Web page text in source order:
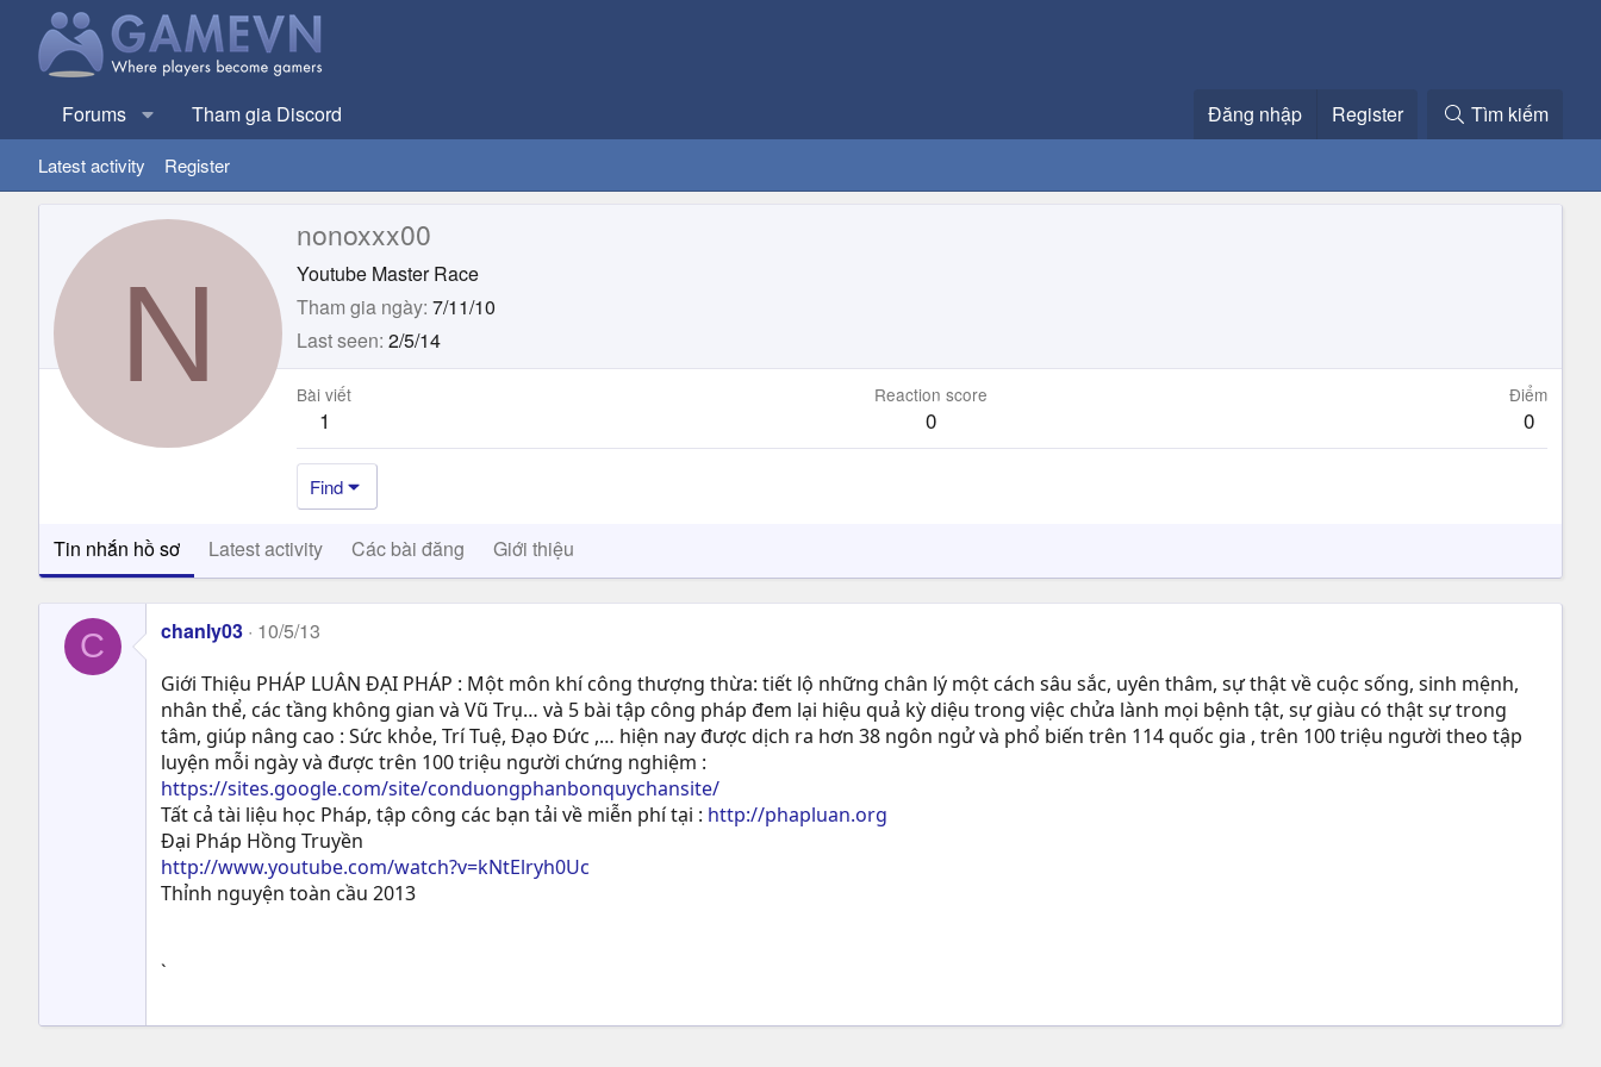
Forums Tham gia Discord Đăng nhập Register Tìm kiếm
Latest activity Register
N
nonoxxx00
Youtube Master Race
Tham gia ngày 7/11/10
Last seen 2/5/14
Bài viết
1
Reaction score
0
Điểm
0
Find
Tin nhắn hồ sơ Latest activity Các bài đăng Giới thiệu
C chanly03 10/5/13
Giới Thiệu PHÁP LUÂN ĐẠI PHÁP : Một môn khí công thượng thừa: tiết lộ những chân lý một cách sâu sắc, uyên thâm, sự thật về cuộc sống, sinh mệnh,
nhân thể, các tầng không gian và Vũ Trụ… và 5 bài tập công pháp đem lại hiệu quả kỳ diệu trong việc chửa lành mọi bệnh tật, sự giàu có thật sự trong
tâm, giúp nâng cao : Sức khỏe, Trí Tuệ, Ðạo Ðức ,… hiện nay được dịch ra hơn 38 ngôn ngử và phổ biến trên 114 quốc gia , trên 100 triệu người theo tập
luyện mỗi ngày và được trên 100 triệu người chứng nghiệm :
https://sites.google.com/site/conduongphanbonquychansite/
Tất cả tài liệu học Pháp, tập công các bạn tải về miễn phí tại : http://phapluan.org
Đại Pháp Hồng Truyền
http://www.youtube.com/watch?v=kNtElryh0Uc
Thỉnh nguyện toàn cầu 2013
`